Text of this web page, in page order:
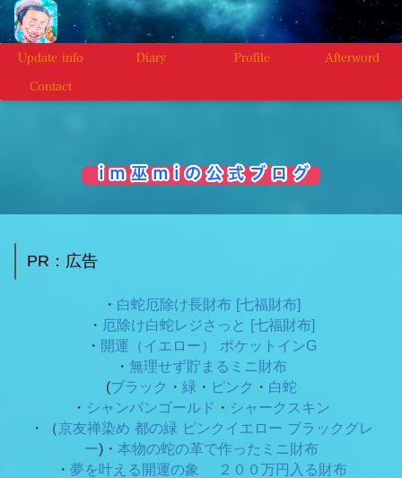
Update info Diary Profile Afterword
Contact
i m 巫 m i の 公 式 ブ ロ グ
PR：広告
・ 白蛇厄除け長財布 [七福財布]
・ 厄除け白蛇レジさっと [七福財布]
・ 開運（イエロー） ポケットインG
・ 無理せず貯まるミニ財布
(ブラック ・ 緑 ・ ピンク ・ 白蛇
・ シャンパンゴールド ・ シャークスキン
・（京友禅染め 都の緑 ピンクイエロー ブラックグレ
ー)・ 本物の蛇の革で作ったミニ財布
・ 夢を叶える開運の象 ２００万円入る財布